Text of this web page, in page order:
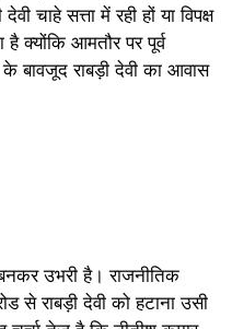
चाहे सत्ता में रही हों या विपक्ष
क्योंकि आमतौर पर पूर्व
बावजूद राबड़ी देवी का आवास
उभरी है। राजनीतिक
से राबड़ी देवी को हटाना उसी